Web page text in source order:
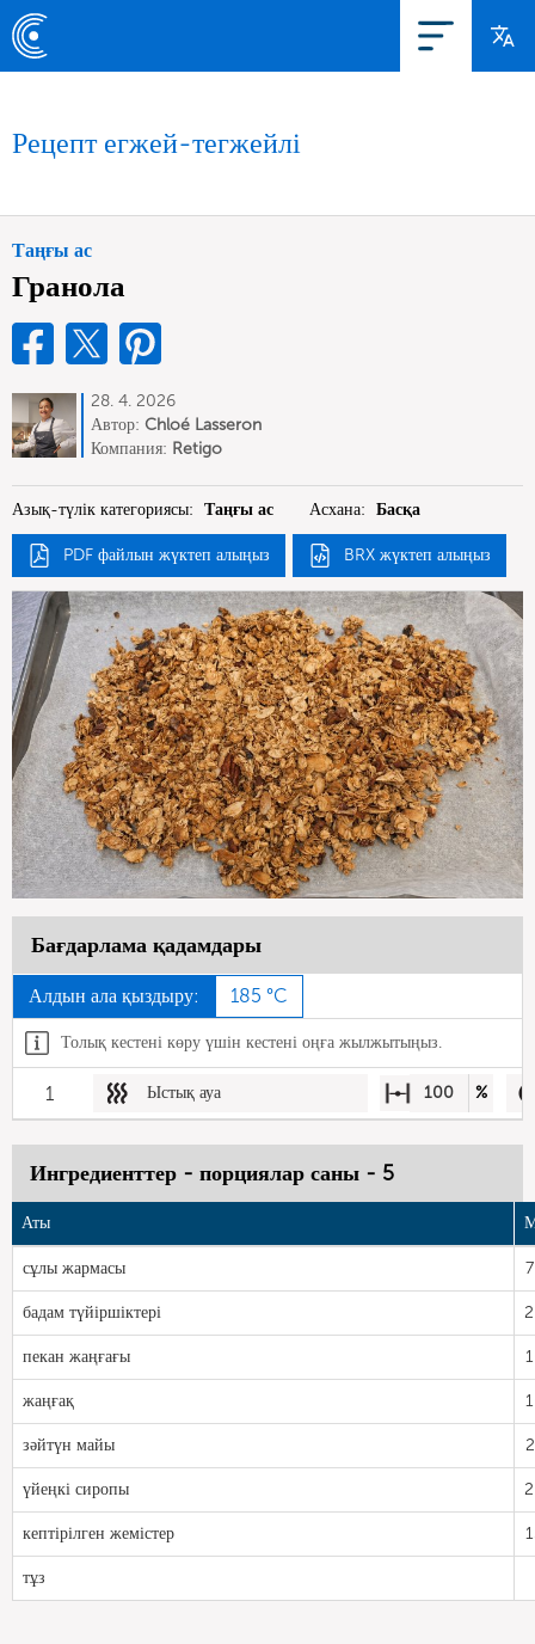
Рецепт егжей-тегжейлі
Таңғы ас
Гранола
28. 4. 2026
Автор: Chloé Lasseron
Компания: Retigo
Азық-түлік категориясы: Таңғы ас Асхана: Басқа
PDF файлын жүктеп алыңыз BRX жүктеп алыңыз
Бағдарлама қадамдары
Алдын ала қыздыру: 185 °C
Толық кестені көру үшін кестені оңға жылжытыңыз.
1 Ыстық ауа 100 %
Ингредиенттер - порциялар саны - 5
Аты
сұлы жармасы
бадам түйіршіктері
пекан жаңғағы
жаңғақ
зәйтүн майы
үйеңкі сиропы
кептірілген жемістер
тұз